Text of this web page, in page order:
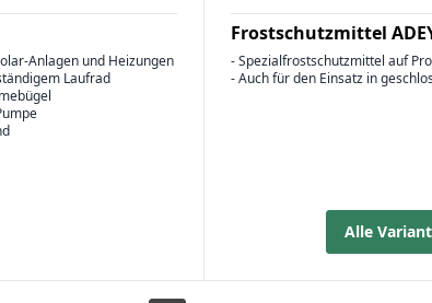
Anlagen und Heizungen
Laufrad
Frostschutzmittel
- Spezialfrostschutzmittel auf
- Auch für den Einsatz in
Alle